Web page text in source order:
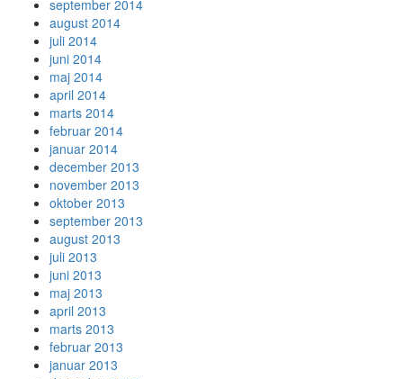
september 2014
august 2014
juli 2014
juni 2014
maj 2014
april 2014
marts 2014
februar 2014
januar 2014
december 2013
november 2013
oktober 2013
september 2013
august 2013
juli 2013
juni 2013
maj 2013
april 2013
marts 2013
februar 2013
januar 2013